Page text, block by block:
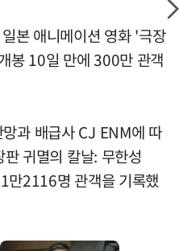
본 애니메이션 영화 '극장
봉 10일 만에 300만 관객
과 배급사 CJ ENM에 따
귀멸의 칼날: 무한성
만2116명 관객을 기록했